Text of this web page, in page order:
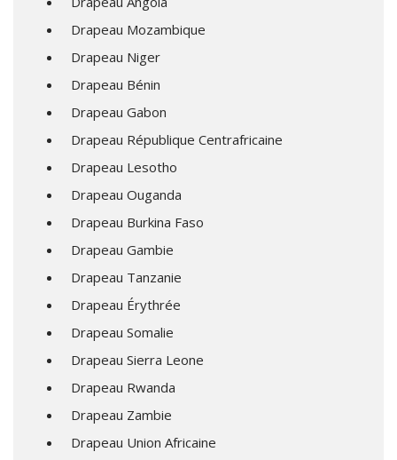
Drapeau Mozambique
Drapeau Niger
Drapeau Bénin
Drapeau Gabon
Drapeau République Centrafricaine
Drapeau Lesotho
Drapeau Ouganda
Drapeau Burkina Faso
Drapeau Gambie
Drapeau Tanzanie
Drapeau Érythrée
Drapeau Somalie
Drapeau Sierra Leone
Drapeau Rwanda
Drapeau Zambie
Drapeau Union Africaine